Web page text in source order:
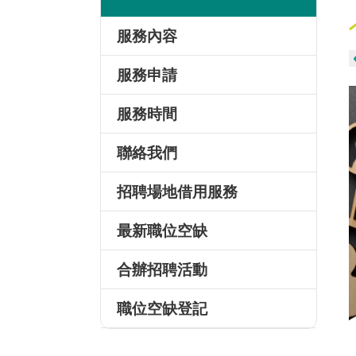
服務內容
服務申請
服務時間
聯絡我們
招聘場地借用服務
最新職位空缺
合辦招聘活動
職位空缺登記